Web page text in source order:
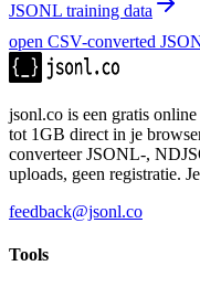
JSONL training data
open CSV-converted
jsonl.co is een gratis
tot 1GB direct in je
converteer JSONL-,
uploads, geen registratie.
feedback@jsonl.co
Tools